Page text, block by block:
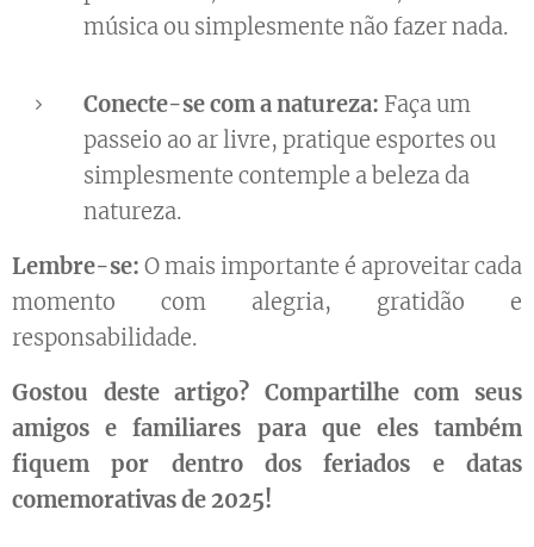
música ou simplesmente não fazer nada.
Conecte-se com a natureza: Faça um
passeio ao ar livre, pratique esportes ou
simplesmente contemple a beleza da
natureza. 🚶‍♀️🚴‍♂️🏞️
Lembre-se: O mais importante é aproveitar cada
momento com alegria, gratidão e
responsabilidade. 😊
Gostou deste artigo? Compartilhe com seus
amigos e familiares para que eles também
fiquem por dentro dos feriados e datas
comemorativas de 2025!